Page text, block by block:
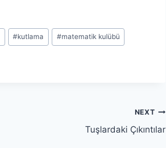
#kutlama #matematik kulübü
NEXT
Tuşlardaki Çıkıntılar